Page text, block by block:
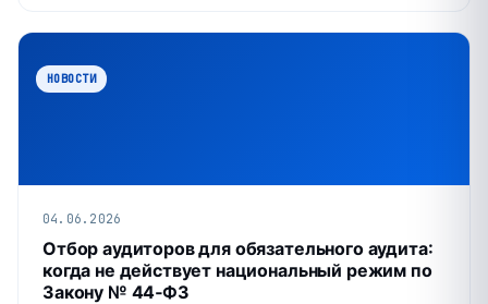
НОВОСТИ
04.06.2026
Отбор аудиторов для обязательного аудита:
когда не действует национальный режим по
Закону № 44‑ФЗ